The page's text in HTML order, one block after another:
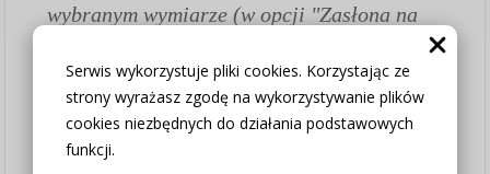
Serwis wykorzystuje pliki cookies. Korzystając ze
strony wyrażasz zgodę na wykorzystywanie plików
cookies niezbędnych do działania podstawowych
funkcji.
wybranym wymiarze (w opcji "Zasłona na
pozostałe parametry ustaw "nie dotyczy")
2. Szerokość standardowa 130cm
3. Wybierz potrzebną wysokość